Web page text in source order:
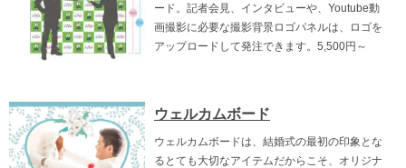
ード。記者会見、インタビューや、Youtube動
画撮影に必要な撮影背景ロゴパネルは、ロゴを
アップロードして発注できます。5,500円～
ウェルカムボード
ウェルカムボードは、結婚式の最初の印象とな
るとても大切なアイテムだからこそ、オリジナ